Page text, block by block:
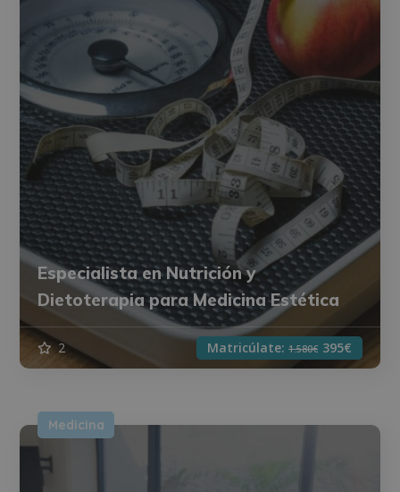
Especialista en Nutrición y
Dietoterapia para Medicina Estética
2 Matricúlate: 1.580€ 395€
Medicina